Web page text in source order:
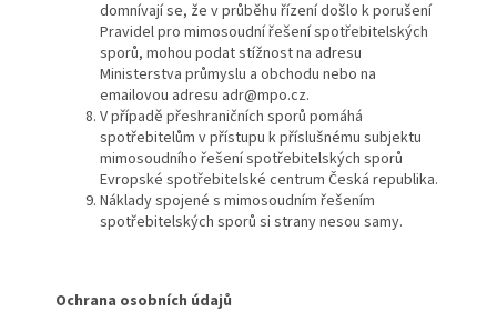
domnívají se, že v průběhu řízení došlo k porušení
Pravidel pro mimosoudní řešení spotřebitelských
sporů, mohou podat stížnost na adresu
Ministerstva průmyslu a obchodu nebo na
emailovou adresu adr@mpo.cz.
V případě přeshraničních sporů pomáhá
spotřebitelům v přístupu k příslušnému subjektu
mimosoudního řešení spotřebitelských sporů
Evropské spotřebitelské centrum Česká republika.
Náklady spojené s mimosoudním řešením
spotřebitelských sporů si strany nesou samy.
Ochrana osobních údajů